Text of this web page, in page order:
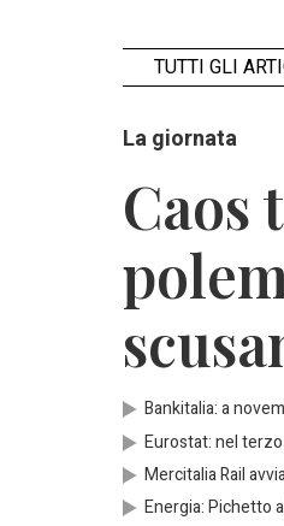
TUTTI GLI
La giornata
Bankitalia: a
Eurostat: nel
Mercitalia Rail
Energia: Pichetto